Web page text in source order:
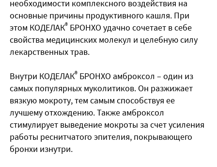
необходимости комплексного воздействия на
основные причины продуктивного кашля. При
этом КОДЕЛАК® БРОНХО удачно сочетает в себе
свойства медицинских молекул и целебную силу
лекарственных трав.
Внутри КОДЕЛАК® БРОНХО амброксол – один из
самых популярных муколитиков. Он разжижает
вязкую мокроту, тем самым способствуя ее
лучшему отхождению. Также амброксол
стимулирует выведение мокроты за счет усиления
работы реснитчатого эпителия, покрывающего
бронхи изнутри.